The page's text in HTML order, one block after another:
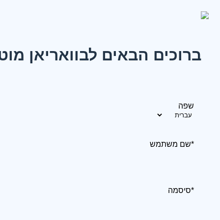
ברוכים הבאים לבוואריאן
שפה
*שם משתמש
*סיסמה